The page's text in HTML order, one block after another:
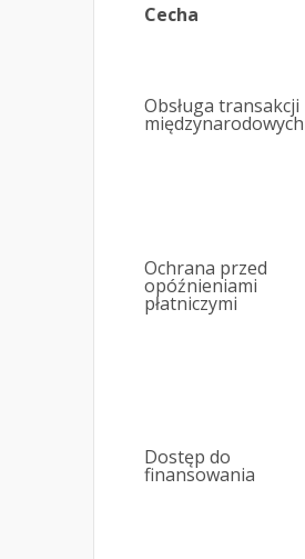
Cecha
Obsługa transakcji
międzynarodowych
Ochrana przed
opóźnieniami
płatniczymi
Dostęp do
finansowania